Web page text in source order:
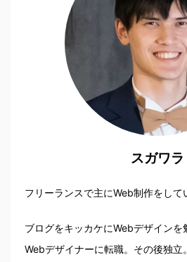
スガワラ
フリーランスで主にWeb制作をして
ブログをキッカケにWebデザインを
Webデザイナーに転職。その後独立。